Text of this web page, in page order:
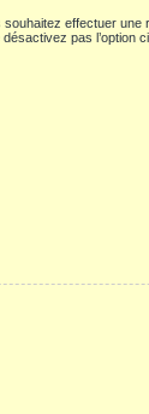
effectuer une
pas l’option